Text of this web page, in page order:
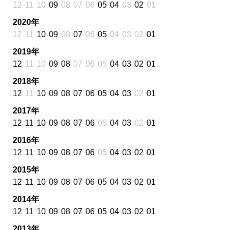
12 11 10 09 08 07 06 05 04 03 02 01
2020年
12 11 10 09 08 07 06 05 04 03 02 01
2019年
12 11 10 09 08 07 06 05 04 03 02 01
2018年
12 11 10 09 08 07 06 05 04 03 02 01
2017年
12 11 10 09 08 07 06 05 04 03 02 01
2016年
12 11 10 09 08 07 06 05 04 03 02 01
2015年
12 11 10 09 08 07 06 05 04 03 02 01
2014年
12 11 10 09 08 07 06 05 04 03 02 01